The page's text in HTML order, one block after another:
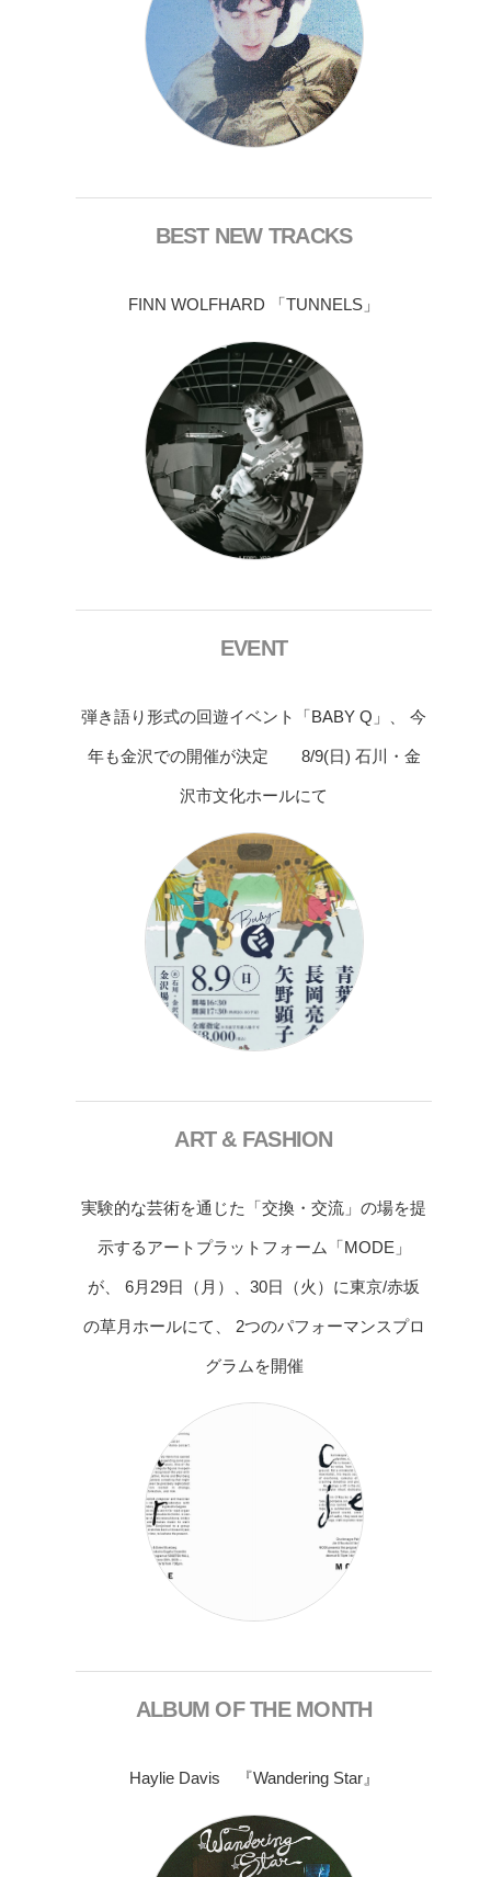
BEST NEW TRACKS
FINN WOLFHARD 「TUNNELS」
EVENT
弾き語り形式の回遊イベント「BABY Q」、 今
年も金沢での開催が決定 8/9(日) 石川・金
沢市文化ホールにて
ART & FASHION
実験的な芸術を通じた「交換・交流」の場を提
示するアートプラットフォーム「MODE」
が、 6月29日（月）、30日（火）に東京/赤坂
の草月ホールにて、 2つのパフォーマンスプロ
グラムを開催
ALBUM OF THE MONTH
Haylie Davis 『Wandering Star』